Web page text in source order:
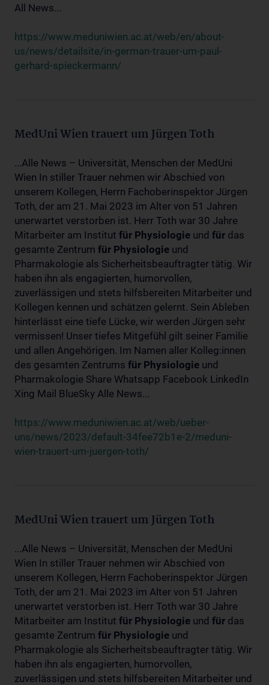
All News...
https://www.meduniwien.ac.at/web/en/about-
us/news/detailsite/in-german-trauer-um-paul-
gerhard-spieckermann/
MedUni Wien trauert um Jürgen Toth
...Alle News – Universität, Menschen der MedUni
Wien In stiller Trauer nehmen wir Abschied von
unserem Kollegen, Herrn Fachoberinspektor Jürgen
Toth, der am 21. Mai 2023 im Alter von 51 Jahren
unerwartet verstorben ist. Herr Toth war 30 Jahre
Mitarbeiter am Institut für Physiologie und für das
gesamte Zentrum für Physiologie und
Pharmakologie als Sicherheitsbeauftragter tätig. Wir
haben ihn als engagierten, humorvollen,
zuverlässigen und stets hilfsbereiten Mitarbeiter und
Kollegen kennen und schätzen gelernt. Sein Ableben
hinterlässt eine tiefe Lücke, wir werden Jürgen sehr
vermissen! Unser tiefes Mitgefühl gilt seiner Familie
und allen Angehörigen. Im Namen aller Kolleg:innen
des gesamten Zentrums für Physiologie und
Pharmakologie Share Whatsapp Facebook LinkedIn
Xing Mail BlueSky Alle News...
https://www.meduniwien.ac.at/web/ueber-
uns/news/2023/default-34fee72b1e-2/meduni-
wien-trauert-um-juergen-toth/
MedUni Wien trauert um Jürgen Toth
...Alle News – Universität, Menschen der MedUni
Wien In stiller Trauer nehmen wir Abschied von
unserem Kollegen, Herrn Fachoberinspektor Jürgen
Toth, der am 21. Mai 2023 im Alter von 51 Jahren
unerwartet verstorben ist. Herr Toth war 30 Jahre
Mitarbeiter am Institut für Physiologie und für das
gesamte Zentrum für Physiologie und
Pharmakologie als Sicherheitsbeauftragter tätig. Wir
haben ihn als engagierten, humorvollen,
zuverlässigen und stets hilfsbereiten Mitarbeiter und